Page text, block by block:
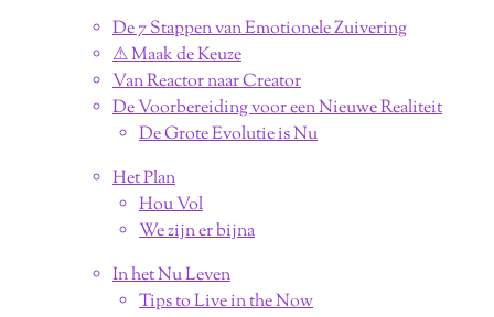
De 7 Stappen van Emotionele Zuivering
⚠︎ Maak de Keuze
Van Reactor naar Creator
De Voorbereiding voor een Nieuwe Realiteit
De Grote Evolutie is Nu
Het Plan
Hou Vol
We zijn er bijna
In het Nu Leven
Tips to Live in the Now